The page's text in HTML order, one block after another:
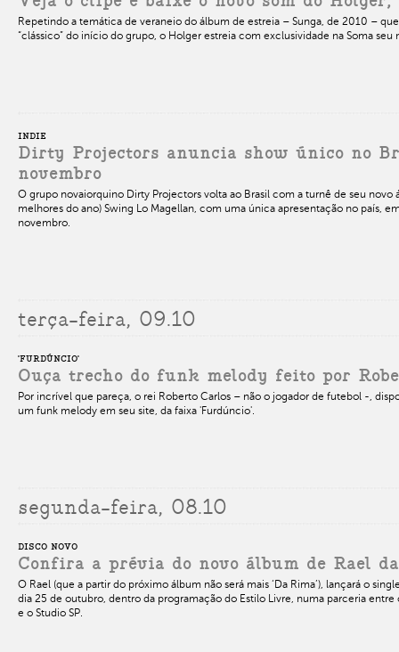
Repetindo a temática de veraneio do álbum de estreia – Sunga, de 2010 –
“clássico” do início do grupo, o Holger estreia com exclusividade na Soma seu
INDIE
Dirty Projectors anuncia show único no
novembro
O grupo novaiorquino Dirty Projectors volta ao Brasil com a turnê de seu novo
melhores do ano) Swing Lo Magellan, com uma única apresentação no país,
novembro.
terça-feira, 09.10
'FURDÚNCIO'
Ouça trecho do funk melody feito por
Por incrível que pareça, o rei Roberto Carlos – não o jogador de futebol -,
um funk melody em seu site, da faixa 'Furdúncio'.
segunda-feira, 08.10
DISCO NOVO
Confira a prévia do novo álbum de Rael
O Rael (que a partir do próximo álbum não será mais ‘Da Rima’), lançará o
dia 25 de outubro, dentro da programação do Estilo Livre, numa parceria entre
e o Studio SP.